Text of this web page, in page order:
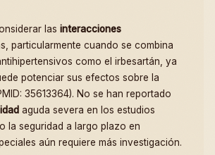
las interacciones
particularmente cuando se combina
como el irbesartán, ya
potenciar sus efectos sobre la
35613364). No se han reportado
aguda severa en los estudios
la seguridad a largo plazo en
aún requiere más investigación.